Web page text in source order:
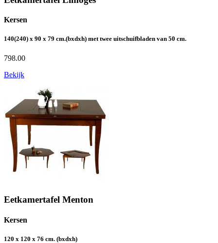
Kersen
140(240) x 90 x 79 cm.(bxdxh) met twee uitschuifbladen van 50 cm.
798.00
Bekijk
Eetkamertafel Menton
Kersen
120 x 120 x 76 cm. (bxdxh)